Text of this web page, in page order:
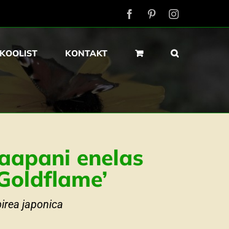
FacebookPinterestInstagram
KONTAKT
enelas
japonica